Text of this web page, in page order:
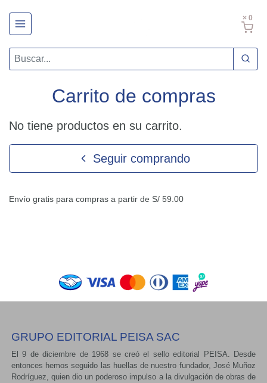
× 0
Carrito de compras
No tiene productos en su carrito.
Seguir comprando
Envío gratis para compras a partir de S/ 59.00
GRUPO EDITORIAL PEISA SAC
El 9 de diciembre de 1968 se creó el sello editorial PEISA. Desde
entonces hemos seguido las huellas de nuestro fundador, José Muñoz
Rodríguez, quien dio un poderoso impulso a la divulgación de obras de